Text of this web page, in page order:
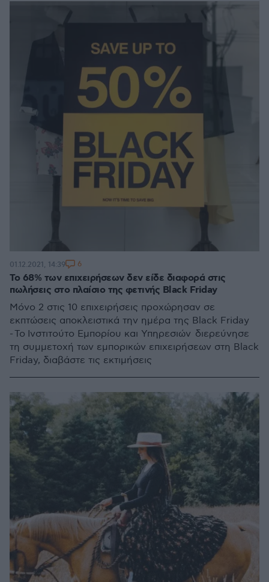
To 68% των επιχειρήσεων δεν είδε διαφορά στις
πωλήσεις στο πλαίσιο της φετινής Black Friday
Μόνο 2 στις 10 επιχειρήσεις προχώρησαν σε
εκπτώσεις αποκλειστικά την ημέρα της Black Friday
- Το Ινστιτούτο Εμπορίου και Υπηρεσιών διερεύνησε
τη συμμετοχή των εμπορικών επιχειρήσεων στη Black
Friday, διαβάστε τις εκτιμήσεις
01.12.2021, 14:39 6